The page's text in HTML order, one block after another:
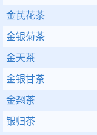
金芪花茶
金银菊茶
金天茶
金银甘茶
金翘茶
银归茶